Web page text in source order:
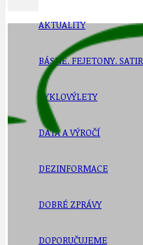
AKTUALITY
BÁSNĚ. FEJETONY.
CYKLOVÝLETY
DATA A VÝROČÍ
DEZINFORMACE
DOBRÉ ZPRÁVY
DOPORUČUJEME